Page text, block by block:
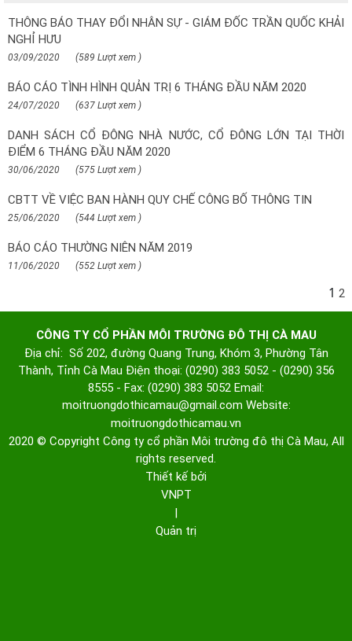
THÔNG BÁO THAY ĐỔI NHÂN SỰ - GIÁM ĐỐC TRẦN QUỐC KHẢI
NGHỈ HƯU
03/09/2020 (589 Lượt xem )
BÁO CÁO TÌNH HÌNH QUẢN TRỊ 6 THÁNG ĐẦU NĂM 2020
24/07/2020 (637 Lượt xem )
DANH SÁCH CỔ ĐÔNG NHÀ NƯỚC, CỔ ĐÔNG LỚN TẠI THỜI
ĐIỂM 6 THÁNG ĐẦU NĂM 2020
30/06/2020 (575 Lượt xem )
CBTT VỀ VIỆC BAN HÀNH QUY CHẾ CÔNG BỐ THÔNG TIN
25/06/2020 (544 Lượt xem )
BÁO CÁO THƯỜNG NIÊN NĂM 2019
11/06/2020 (552 Lượt xem )
1 2
CÔNG TY CỔ PHẦN MÔI TRƯỜNG ĐÔ THỊ CÀ MAU
Địa chỉ: Số 202, đường Quang Trung, Khóm 3, Phường Tân
Thành, Tỉnh Cà Mau Điện thoại: (0290) 383 5052 - (0290) 356
8555 - Fax: (0290) 383 5052 Email:
moitruongdothicamau@gmail.com Website:
moitruongdothicamau.vn
2020 © Copyright Công ty cổ phần Môi trường đô thị Cà Mau, All
rights reserved.
Thiết kế bởi
VNPT
|
Quản trị